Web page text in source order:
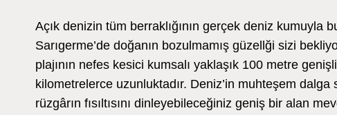
Açık denizin tüm berraklığının gerçek deniz kumuyla
Sarıgerme’de doğanın bozulmamış güzellği sizi
plajının nefes kesici kumsalı yaklaşık 100 metre
kilometrelerce uzunluktadır. Deniz’in muhteşem dalga
rüzgârın fısıltısını dinleyebileceğiniz geniş bir alan